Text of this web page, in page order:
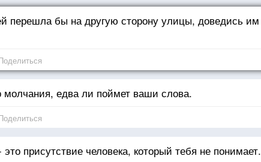
перешла бы на другую сторону улицы, доведись им
молчания, едва ли поймет ваши слова.
присутствие человека, который тебя не понимает.